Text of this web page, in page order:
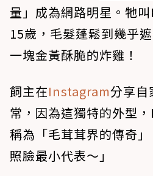
量」成為網路明星。牠
15歲，毛髮蓬鬆到幾乎
一塊金黃酥脆的炸雞！
飼主在Instagram分享自
常，因為這獨特的外型
稱為「毛茸茸界的傳奇
照臉最小代表～」